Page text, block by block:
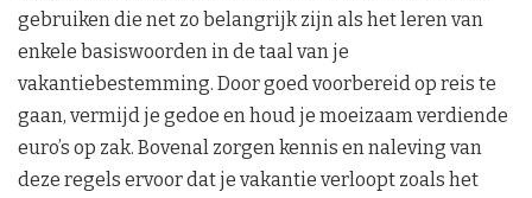
gebruiken die net zo belangrijk zijn als het leren van
enkele basiswoorden in de taal van je
vakantiebestemming. Door goed voorbereid op reis te
gaan, vermijd je gedoe en houd je moeizaam verdiende
euro’s op zak. Bovenal zorgen kennis en naleving van
deze regels ervoor dat je vakantie verloopt zoals het